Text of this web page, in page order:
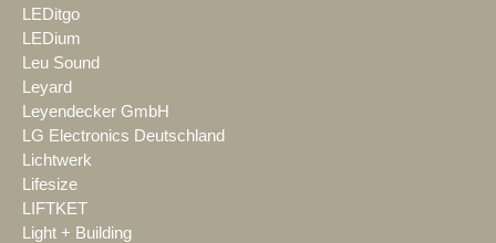
LEDitgo
LEDium
Leu Sound
Leyard
Leyendecker GmbH
LG Electronics Deutschland
Lichtwerk
Lifesize
LIFTKET
Light + Building